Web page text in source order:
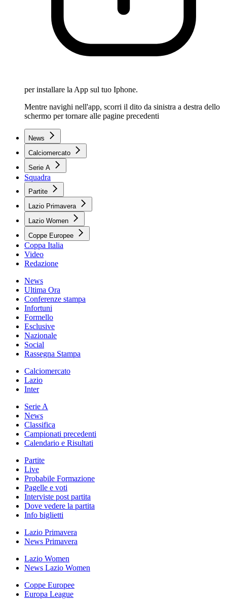
per installare la App sul tuo Iphone.
Mentre navighi nell'app, scorri il dito da sinistra a destra dello
schermo per tornare alle pagine precedenti
News
Calciomercato
Serie A
Squadra
Partite
Lazio Primavera
Lazio Women
Coppe Europee
Coppa Italia
Video
Redazione
News
Ultima Ora
Conferenze stampa
Infortuni
Formello
Esclusive
Nazionale
Social
Rassegna Stampa
Calciomercato
Lazio
Inter
Serie A
News
Classifica
Campionati precedenti
Calendario e Risultati
Partite
Live
Probabile Formazione
Pagelle e voti
Interviste post partita
Dove vedere la partita
Info biglietti
Lazio Primavera
News Primavera
Lazio Women
News Lazio Women
Coppe Europee
Europa League